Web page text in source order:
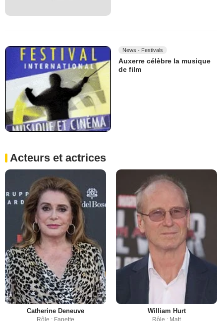
News - Festivals
Auxerre célèbre la musique
de film
Acteurs et actrices
Catherine Deneuve
Rôle : Fanette
William Hurt
Rôle : Matt